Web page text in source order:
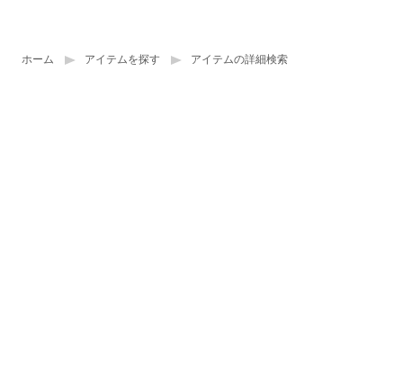
ホーム アイテムを探す アイテムの詳細検索